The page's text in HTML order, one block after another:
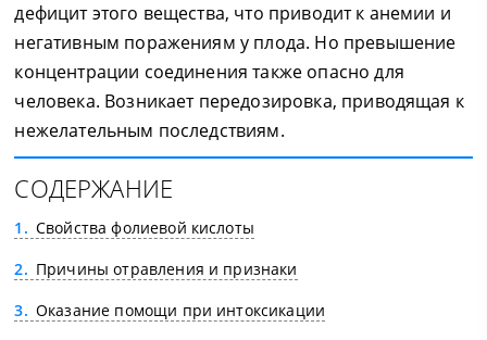
дефицит этого вещества, что приводит к анемии и
негативным поражениям у плода. Но превышение
концентрации соединения также опасно для
человека. Возникает передозировка, приводящая к
нежелательным последствиям.
СОДЕРЖАНИЕ
1
Свойства фолиевой кислоты
2
Причины отравления и признаки
3
Оказание помощи при интоксикации